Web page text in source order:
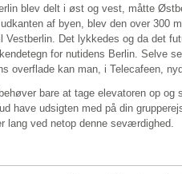
blev delt i øst og vest, måtte
af byen, blev den over 300
Vestberlin. Det lykkedes og da det
for nutidens Berlin. Selve
overflade kan man, i Telecafeen,
bare at tage elevatoren op
have udsigten med på din
lang ved netop denne seværdighed.